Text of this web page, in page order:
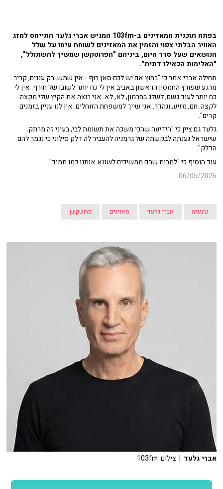
בפתח תוכנית המאזינים ב-103fm המגיש אברי גלעד התייחס למזג
האוויר הבלתי צפוי והזמין את המאזינים לשוחח עימו על שלל
הנושאים שעל סדר היום, ביניהם "הפרוטקשן שמשיך להשתולל",
"האלימות הכאילו דתית".
תחילה אברי אמר כי "בחוץ אם יש לכם סאן רוף - אין שמש. רק עננים, קריר.
מרגע שפורץ החמסין הראשון באביב אין לי כח יותר לשובו של חורף. אין לי
כח יותר לעוד גשם, לשלג בחרמון, לא, לא. אני רוצה את הקיץ שלי מקצה
לקצה. חם, מזיע, ונהדר. אני שייך למשפחת הזוחלים. אין לנו עניין בזמנים
קרים".
גלעד גם ציין כי "הידיעה שהכי משכה את תשומת לבי, בעיני זה מרתק.
שישראל נענתה לבקשתה של גרמניה להעביר לה דלק סילוני כי נגמר להם
הדלק".
עוד הוסיף כי "למרות שהם ממשיכים לשנוא אותנו כמו תמיד".
06/05/2026
גרמניה אברי גלעד מאזינים פרוטקשן
אברי גלעד | צילום: 103fm